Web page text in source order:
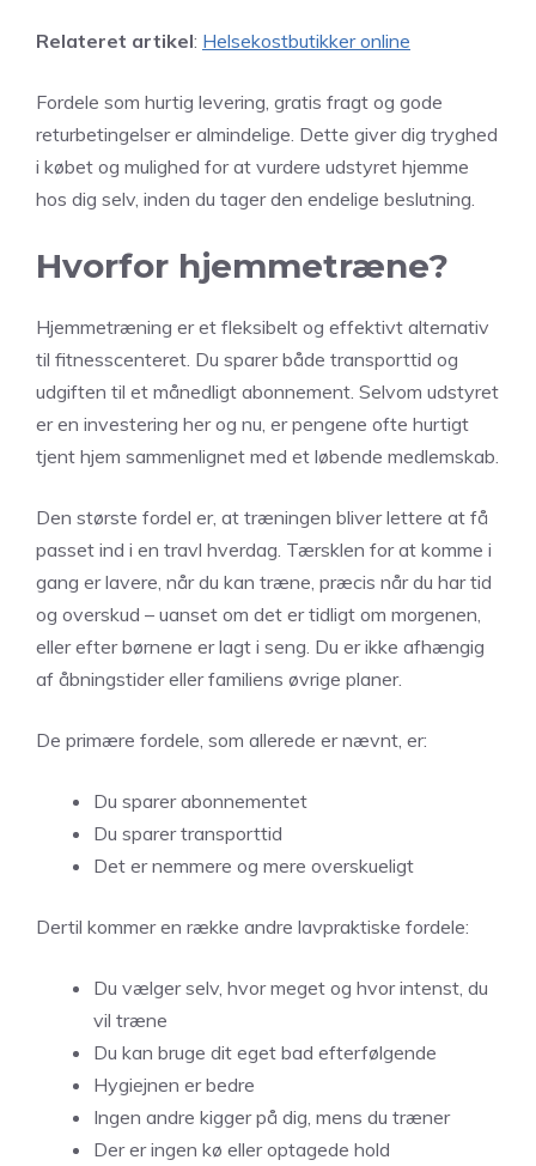
Relateret artikel: Helsekostbutikker online
Fordele som hurtig levering, gratis fragt og gode
returbetingelser er almindelige. Dette giver dig tryghed
i købet og mulighed for at vurdere udstyret hjemme
hos dig selv, inden du tager den endelige beslutning.
Hvorfor hjemmetræne?
Hjemmetræning er et fleksibelt og effektivt alternativ
til fitnesscenteret. Du sparer både transporttid og
udgiften til et månedligt abonnement. Selvom udstyret
er en investering her og nu, er pengene ofte hurtigt
tjent hjem sammenlignet med et løbende medlemskab.
Den største fordel er, at træningen bliver lettere at få
passet ind i en travl hverdag. Tærsklen for at komme i
gang er lavere, når du kan træne, præcis når du har tid
og overskud – uanset om det er tidligt om morgenen,
eller efter børnene er lagt i seng. Du er ikke afhængig
af åbningstider eller familiens øvrige planer.
De primære fordele, som allerede er nævnt, er:
Du sparer abonnementet
Du sparer transporttid
Det er nemmere og mere overskueligt
Dertil kommer en række andre lavpraktiske fordele:
Du vælger selv, hvor meget og hvor intenst, du
vil træne
Du kan bruge dit eget bad efterfølgende
Hygiejnen er bedre
Ingen andre kigger på dig, mens du træner
Der er ingen kø eller optagede hold